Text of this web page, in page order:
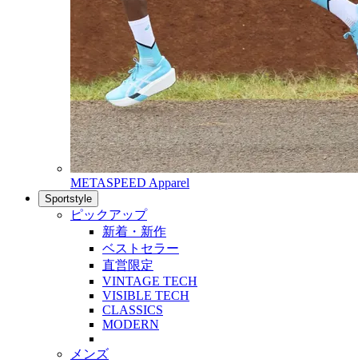
METASPEED Apparel
Sportstyle
ピックアップ
新着・新作
ベストセラー
直営限定
VINTAGE TECH
VISIBLE TECH
CLASSICS
MODERN
メンズ